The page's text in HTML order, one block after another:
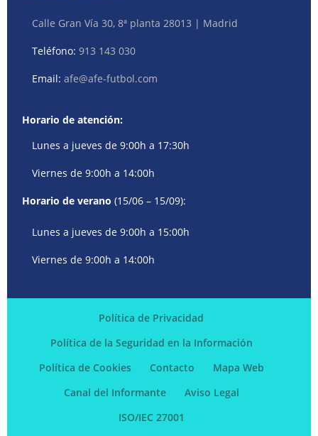
Calle Gran Vía 30, 8ª planta 28013 | Madrid
Teléfono:913 143 030
Email:afe@afe-futbol.com
Horario de atención:
Lunes a jueves de 9:00h a 17:30h
Viernes de 9:00h a 14:00h
Horario de verano (15/06 – 15/09):
Lunes a jueves de 9:00h a 15:00h
Viernes de 9:00h a 14:00h
Política de Privacidad
Política de la Seguridad en la Información
Política de Cookies
Contacto
Mapa Web
Canal del Informante
Aviso Legal
ISO/IEC 27001